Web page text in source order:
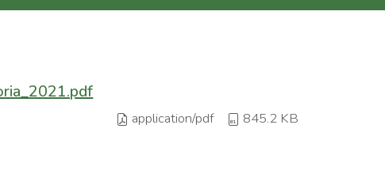
application/pdf 845.2 KB